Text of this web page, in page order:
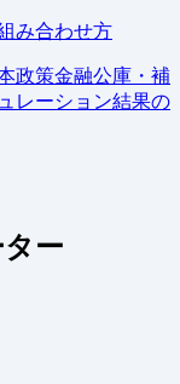
み合わせ方
政策金融公庫・補
レーション結果の
ー